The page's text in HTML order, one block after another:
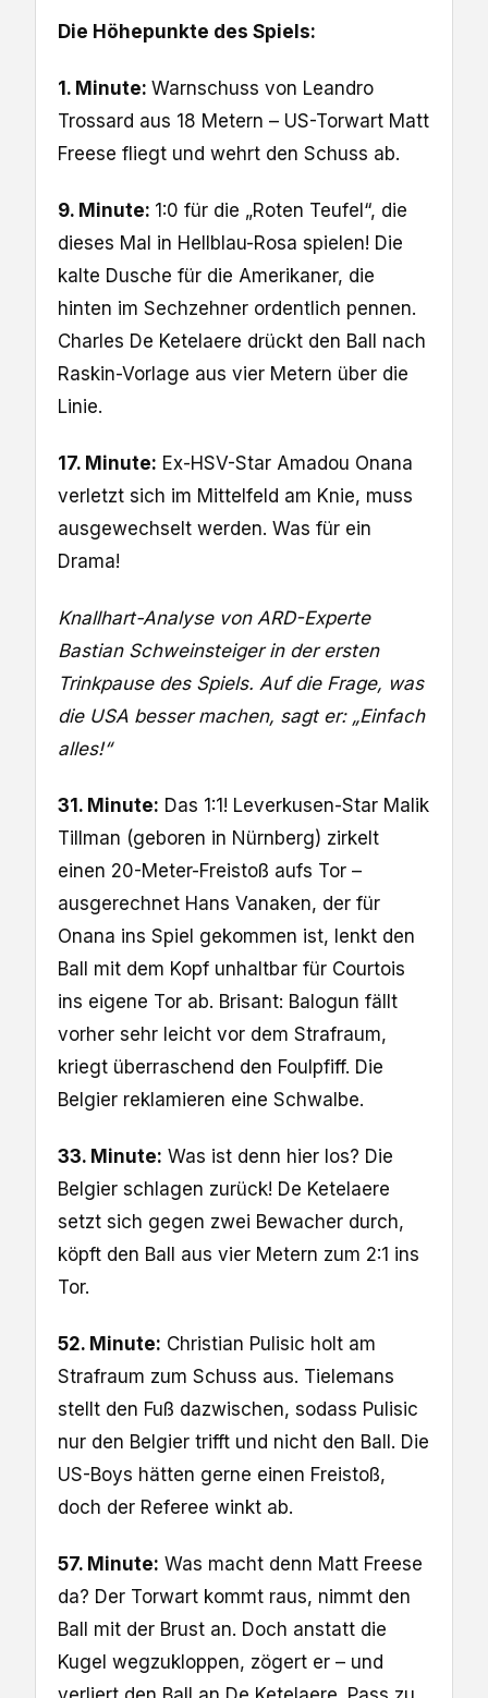
Die Höhepunkte des Spiels:
1. Minute: Warnschuss von Leandro
Trossard aus 18 Metern – US-Torwart Matt
Freese fliegt und wehrt den Schuss ab.
9. Minute: 1:0 für die „Roten Teufel“, die
dieses Mal in Hellblau-Rosa spielen! Die
kalte Dusche für die Amerikaner, die
hinten im Sechzehner ordentlich pennen.
Charles De Ketelaere drückt den Ball nach
Raskin-Vorlage aus vier Metern über die
Linie.
17. Minute: Ex-HSV-Star Amadou Onana
verletzt sich im Mittelfeld am Knie, muss
ausgewechselt werden. Was für ein
Drama!
Knallhart-Analyse von ARD-Experte
Bastian Schweinsteiger in der ersten
Trinkpause des Spiels. Auf die Frage, was
die USA besser machen, sagt er: „Einfach
alles!“
31. Minute: Das 1:1! Leverkusen-Star Malik
Tillman (geboren in Nürnberg) zirkelt
einen 20-Meter-Freistoß aufs Tor –
ausgerechnet Hans Vanaken, der für
Onana ins Spiel gekommen ist, lenkt den
Ball mit dem Kopf unhaltbar für Courtois
ins eigene Tor ab. Brisant: Balogun fällt
vorher sehr leicht vor dem Strafraum,
kriegt überraschend den Foulpfiff. Die
Belgier reklamieren eine Schwalbe.
33. Minute: Was ist denn hier los? Die
Belgier schlagen zurück! De Ketelaere
setzt sich gegen zwei Bewacher durch,
köpft den Ball aus vier Metern zum 2:1 ins
Tor.
52. Minute: Christian Pulisic holt am
Strafraum zum Schuss aus. Tielemans
stellt den Fuß dazwischen, sodass Pulisic
nur den Belgier trifft und nicht den Ball. Die
US-Boys hätten gerne einen Freistoß,
doch der Referee winkt ab.
57. Minute: Was macht denn Matt Freese
da? Der Torwart kommt raus, nimmt den
Ball mit der Brust an. Doch anstatt die
Kugel wegzukloppen, zögert er – und